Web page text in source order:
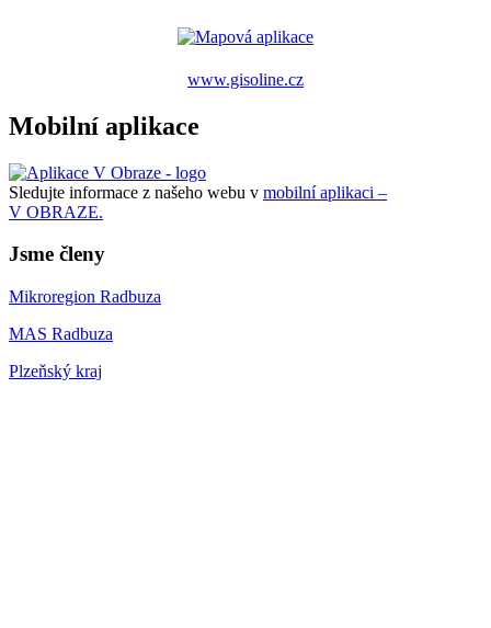
www.gisoline.cz
Mobilní aplikace
Sledujte informace z našeho webu v mobilní aplikaci –
V OBRAZE.
Jsme členy
Mikroregion Radbuza
MAS Radbuza
Plzeňský kraj